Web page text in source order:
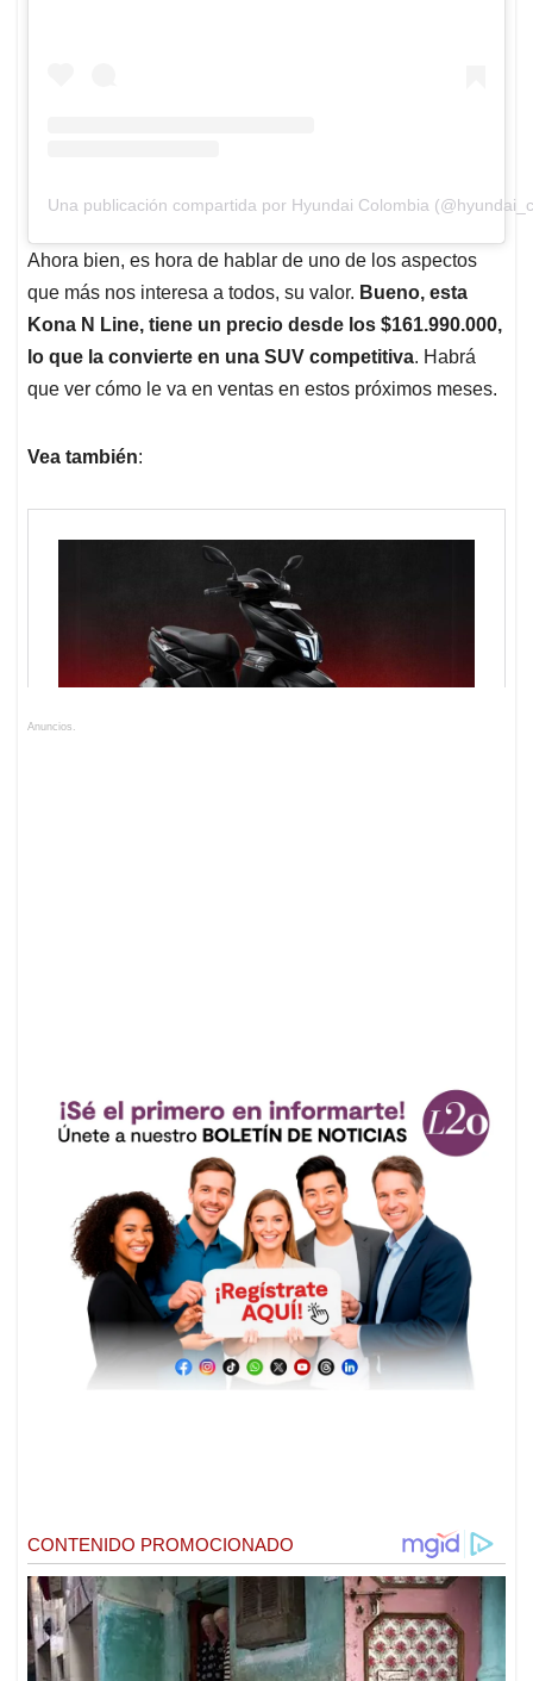
Una publicación compartida por Hyundai Colombia
Ahora bien, es hora de hablar de uno de los aspectos
que más nos interesa a todos, su valor. Bueno, esta
Kona N Line, tiene un precio desde los $161.990.000,
lo que la convierte en una SUV competitiva. Habrá
que ver cómo le va en ventas en estos próximos meses.
Vea también:
Anuncios.